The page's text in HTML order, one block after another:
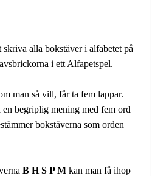
alla bokstäver i alfabetet på
i ett Alfapetspel.
man så vill, får ta fem lappar.
en begriplig mening med fem ord
bokstäverna som orden
B H S P M kan man få ihop